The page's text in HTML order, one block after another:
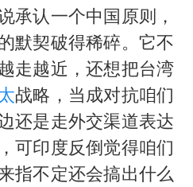
承认一个中国原则，
默契破得稀碎。它不
走越近，还想把台湾
战略，当成对抗咱们
还是走外交渠道表达
可印度反倒觉得咱们
指不定还会搞出什么